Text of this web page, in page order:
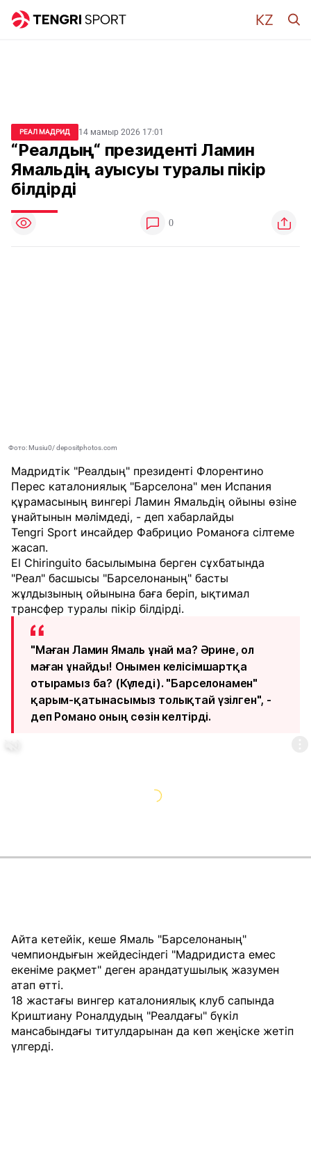
РЕАЛ МАДРИД 14 мамыр 2026 17:01
“Реалдың“ президенті Ламин
Ямальдің ауысуы туралы пікір
білдірді
0
Фото: Musiu0/ depositphotos.com
Мадридтік "Реалдың" президенті Флорентино
Перес каталониялық "Барселона" мен Испания
құрамасының вингері Ламин Ямальдің ойыны өзіне
ұнайтынын мәлімдеді, - деп хабарлайды
Tengri Sport инсайдер Фабрицио Романоға сілтеме
жасап.
El Chiringuito басылымына берген сұхбатында
"Реал" басшысы "Барселонаның" басты
жұлдызының ойынына баға беріп, ықтимал
трансфер туралы пікір білдірді.
"Маған Ламин Ямаль ұнай ма? Әрине, ол
маған ұнайды! Онымен келісімшартқа
отырамыз ба? (Күледі). "Барселонамен"
қарым-қатынасымыз толықтай үзілген", -
деп Романо оның сөзін келтірді.
Айта кетейік, кеше Ямаль "Барселонаның"
чемпиондығын жейдесіндегі "Мадридиста емес
екеніме рақмет" деген арандатушылық жазумен
атап өтті.
18 жастағы вингер каталониялық клуб сапында
Криштиану Роналдудың "Реалдағы" бүкіл
мансабындағы титулдарынан да көп жеңіске жетіп
үлгерді.